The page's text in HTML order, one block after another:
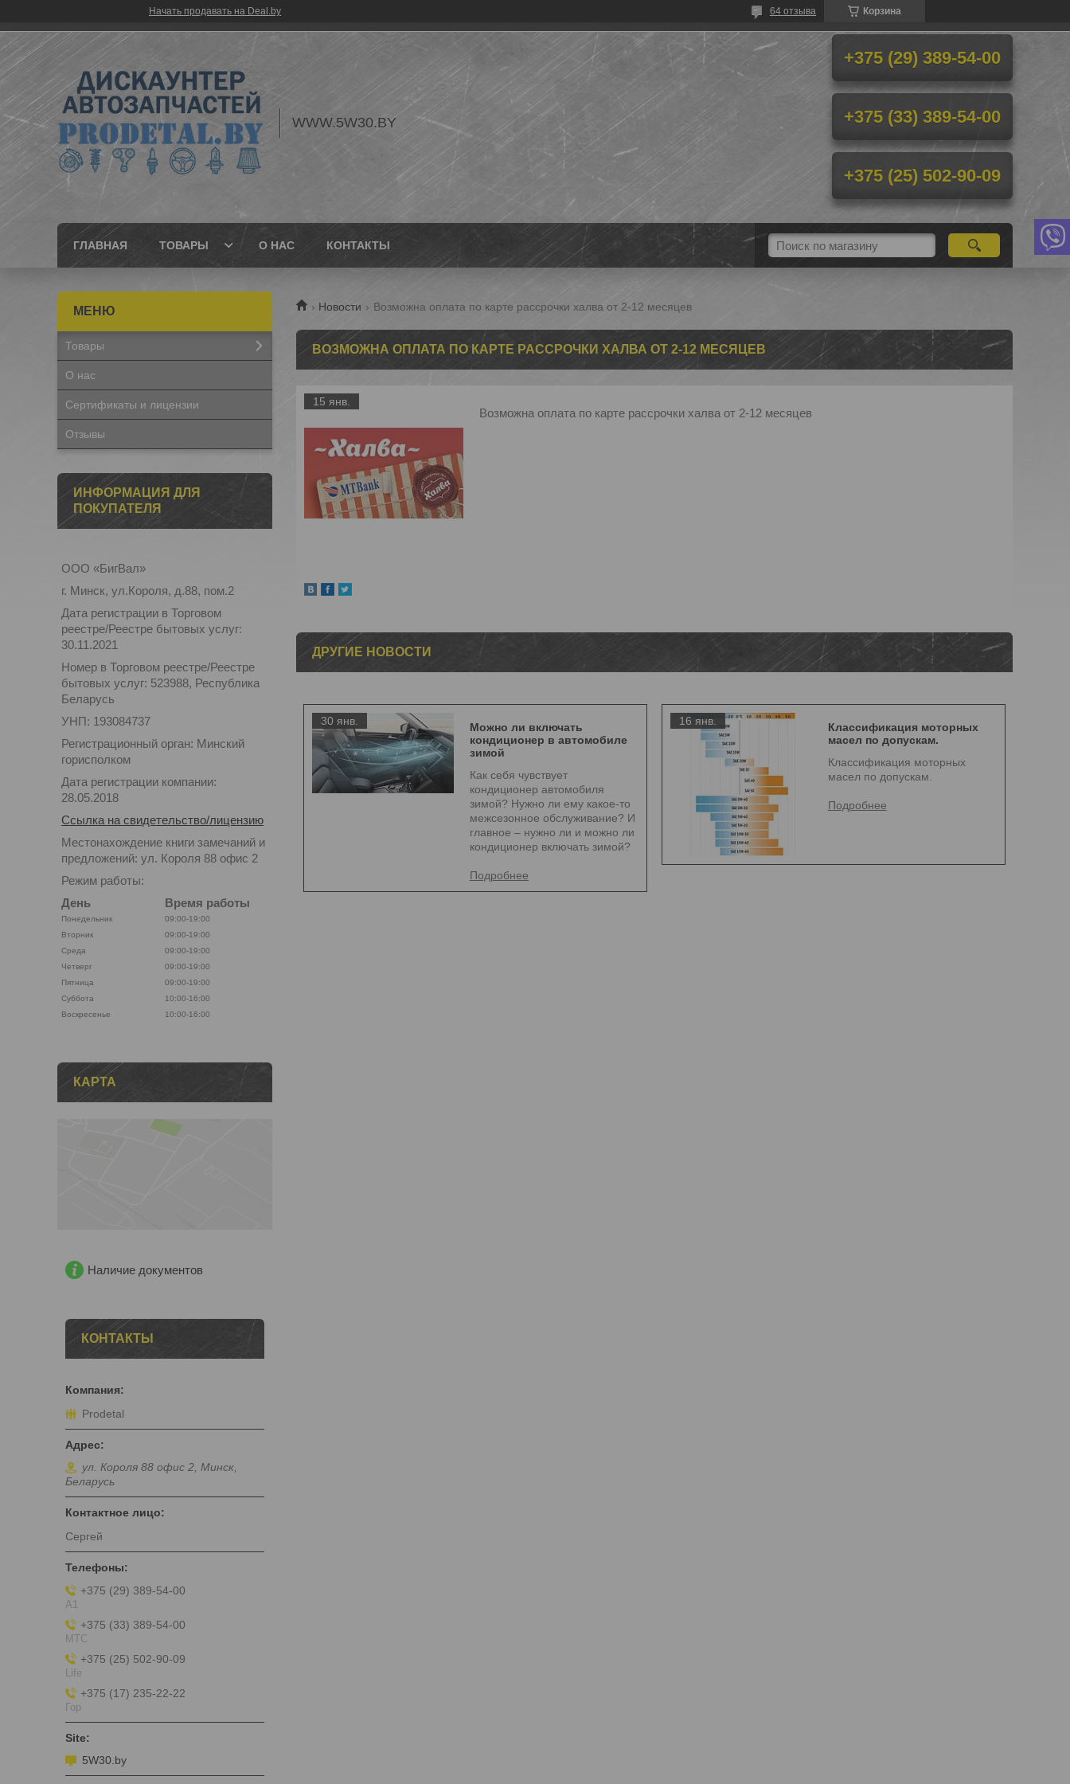
Начать продавать на Deal.by Корзина
64 отзыва
WWW.5W30.BY
+375 (29) 389-54-00
+375 (33) 389-54-00
+375 (25) 502-90-09
ГЛАВНАЯ ТОВАРЫ О НАС КОНТАКТЫ
Новости Возможна оплата по карте рассрочки халва от 2-12 месяцев
ВОЗМОЖНА ОПЛАТА ПО КАРТЕ РАССРОЧКИ ХАЛВА ОТ 2-12 МЕСЯЦЕВ
15 янв.
Возможна оплата по карте рассрочки халва от 2-12 месяцев
ДРУГИЕ НОВОСТИ
30 янв.
Можно ли включать
кондиционер в автомобиле
зимой
Как себя чувствует
кондиционер автомобиля
зимой? Нужно ли ему какое-то
межсезонное обслуживание? И
главное – нужно ли и можно ли
кондиционер включать зимой?
16 янв.
Классификация моторных
масел по допускам.
Классификация моторных
масел по допускам.
Товары
О нас
Сертификаты и лицензии
Отзывы
ИНФОРМАЦИЯ ДЛЯ
ПОКУПАТЕЛЯ
ООО «БигВал»
г. Минск, ул.Короля, д.88, пом.2
Дата регистрации в Торговом
реестре/Реестре бытовых услуг:
30.11.2021
Номер в Торговом реестре/Реестре
бытовых услуг: 523988, Республика
Беларусь
УНП: 193084737
Регистрационный орган: Минский
горисполком
Дата регистрации компании:
28.05.2018
Ссылка на свидетельство/лицензию
Местонахождение книги замечаний и
предложений: ул. Короля 88 офис 2
Режим работы:
День
Время работы
Понедельник
09:00-19:00
Вторник
09:00-19:00
Среда
09:00-19:00
Четверг
09:00-19:00
Пятница
09:00-19:00
Суббота
10:00-16:00
Воскресенье
10:00-16:00
КАРТА
Наличие документов
КОНТАКТЫ
Prodetal
ул. Короля 88 офис 2, Минск,
Беларусь
Сергей
+375 (29) 389-54-00
А1
+375 (33) 389-54-00
МТС
+375 (25) 502-90-09
Life
+375 (17) 235-22-22
Гор
5W30.by